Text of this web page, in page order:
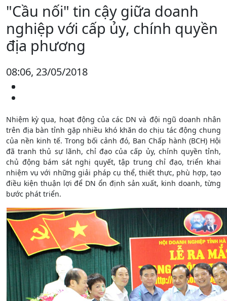
"Cầu nối" tin cậy giữa doanh
nghiệp với cấp ủy, chính quyền
địa phương
08:06, 23/05/2018
Nhiệm kỳ qua, hoạt động của các DN và đội ngũ doanh nhân
trên địa bàn tỉnh gặp nhiều khó khăn do chịu tác động chung
của nền kinh tế. Trong bối cảnh đó, Ban Chấp hành (BCH) Hội
đã tranh thủ sự lãnh, chỉ đạo của cấp ủy, chính quyền tỉnh,
chủ động bám sát nghị quyết, tập trung chỉ đạo, triển khai
nhiệm vụ với những giải pháp cụ thể, thiết thực, phù hợp, tạo
điều kiện thuận lợi để DN ổn định sản xuất, kinh doanh, từng
bước phát triển.